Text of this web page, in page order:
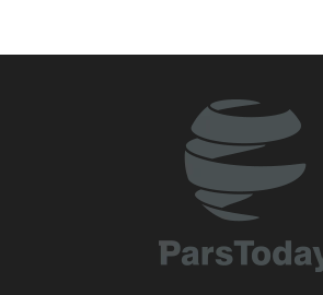
mapigo kwa tishio lolote lile
Uturuki, Saudi Arabia na Pakistan zasaini
ulinzi huku nguvu ya Marekani ikipungua
Watetezi wa Palestina washinda katika
Democratic wa uchaguzi wa US